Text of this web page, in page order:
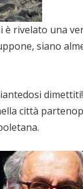
è rivelato una
siano
città